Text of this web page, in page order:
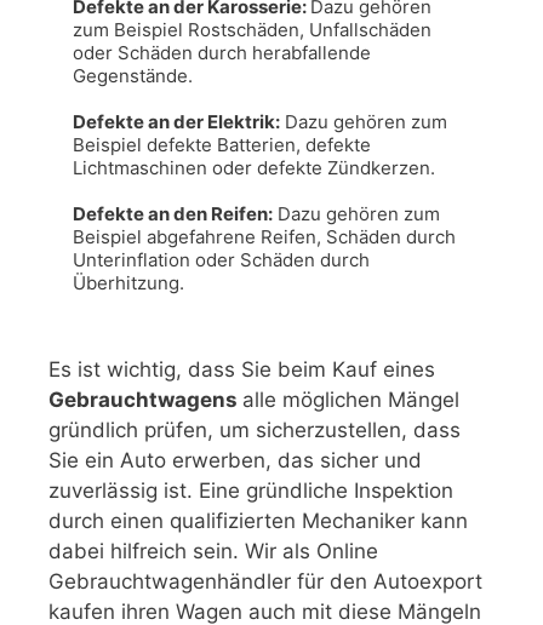
Defekte an der Karosserie: Dazu gehören
zum Beispiel Rostschäden, Unfallschäden
oder Schäden durch herabfallende
Gegenstände.
Defekte an der Elektrik: Dazu gehören zum
Beispiel defekte Batterien, defekte
Lichtmaschinen oder defekte Zündkerzen.
Defekte an den Reifen: Dazu gehören zum
Beispiel abgefahrene Reifen, Schäden durch
Unterinflation oder Schäden durch
Überhitzung.
Es ist wichtig, dass Sie beim Kauf eines
Gebrauchtwagens alle möglichen Mängel
gründlich prüfen, um sicherzustellen, dass
Sie ein Auto erwerben, das sicher und
zuverlässig ist. Eine gründliche Inspektion
durch einen qualifizierten Mechaniker kann
dabei hilfreich sein. Wir als Online
Gebrauchtwagenhändler für den Autoexport
kaufen ihren Wagen auch mit diese Mängeln